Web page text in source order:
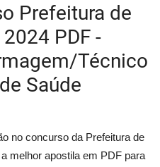
Prefeitura de
PDF -
Técnico
Saúde
no concurso da Prefeitura de
melhor apostila em PDF para